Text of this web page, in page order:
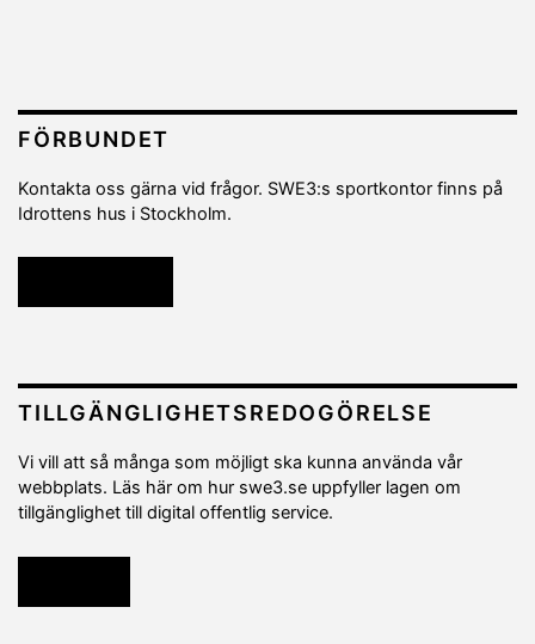
FÖRBUNDET
Kontakta oss gärna vid frågor. SWE3:s sportkontor finns på
Idrottens hus i Stockholm.
TILLGÄNGLIGHETSREDOGÖRELSE
Vi vill att så många som möjligt ska kunna använda vår
webbplats. Läs här om hur swe3.se uppfyller lagen om
tillgänglighet till digital offentlig service.